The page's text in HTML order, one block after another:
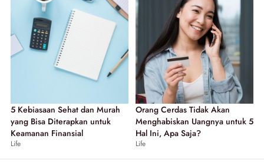
5 Kebiasaan Sehat dan Murah
yang Bisa Diterapkan untuk
Keamanan Finansial
Life
Orang Cerdas Tidak Akan
Menghabiskan Uangnya untuk 5
Hal Ini, Apa Saja?
Life